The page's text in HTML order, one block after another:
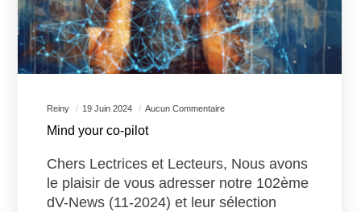
Reiny 19 Juin 2024 Aucun Commentaire
Mind your co-pilot
Chers Lectrices et Lecteurs, Nous avons
le plaisir de vous adresser notre 102ème
dV-News (11-2024) et leur sélection